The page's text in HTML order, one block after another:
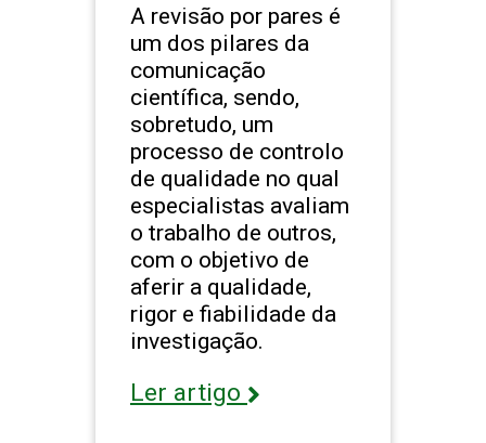
A revisão por pares é
um dos pilares da
comunicação
científica, sendo,
sobretudo, um
processo de controlo
de qualidade no qual
especialistas avaliam
o trabalho de outros,
com o objetivo de
aferir a qualidade,
rigor e fiabilidade da
investigação.
Ler artigo